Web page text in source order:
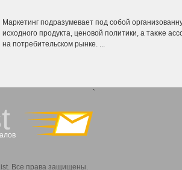
Маркетинг подразумевает под собой
исходного продукта, ценовой политики, а также
на потребительском рынке. ...
`
Все права защищены.